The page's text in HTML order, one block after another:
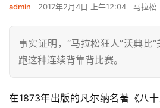
admin 2017年2月4日 上午12:04 马拉松
事实证明，“马拉松狂人”沃典比
跑这种连续背靠背比赛。
在1873年出版的凡尔纳名著《八